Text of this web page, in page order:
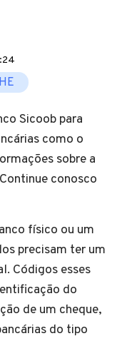
Sicoob para
como o
sobre a
conosco
físico ou um
precisam ter um
Códigos esses
do
de um cheque,
do tipo